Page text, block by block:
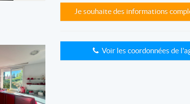
Je souhaite des informations
Voir les coordonnées de